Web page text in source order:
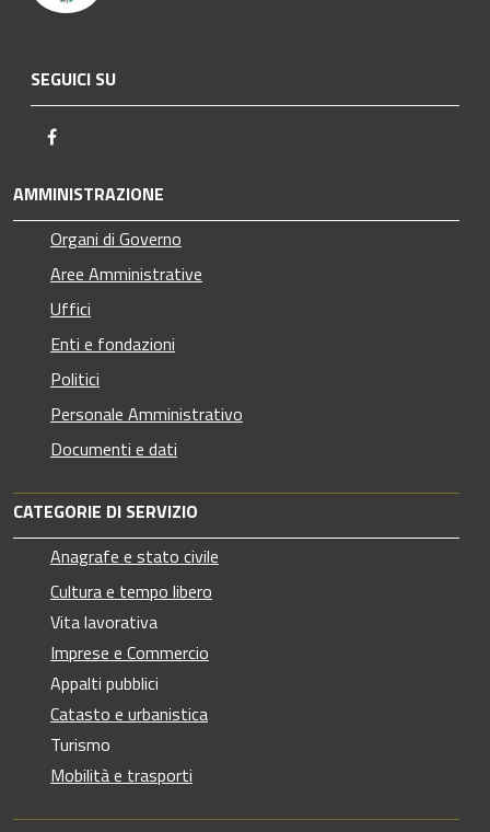
SEGUICI SU
AMMINISTRAZIONE
Organi di Governo
Aree Amministrative
Uffici
Enti e fondazioni
Politici
Personale Amministrativo
Documenti e dati
CATEGORIE DI SERVIZIO
Anagrafe e stato civile
Cultura e tempo libero
Vita lavorativa
Imprese e Commercio
Appalti pubblici
Catasto e urbanistica
Turismo
Mobilità e trasporti